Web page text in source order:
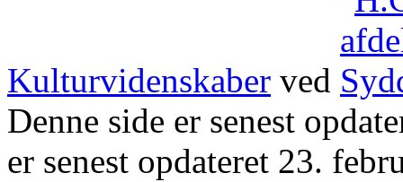
Kulturvidenskaber ved
Denne side er senest
er senest opdateret 23.